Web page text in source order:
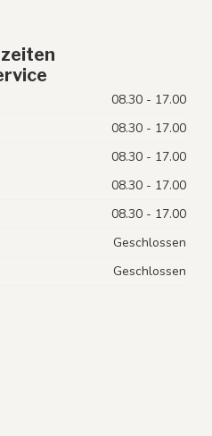
08.30 - 17.00
08.30 - 17.00
08.30 - 17.00
08.30 - 17.00
08.30 - 17.00
Geschlossen
Geschlossen